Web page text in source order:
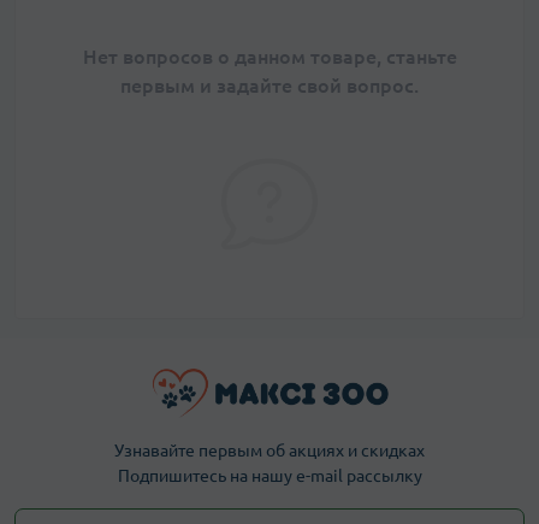
Нет вопросов о данном товаре, станьте
первым и задайте свой вопрос.
Узнавайте первым об акциях и скидках
Подпишитесь на нашу e-mail рассылку